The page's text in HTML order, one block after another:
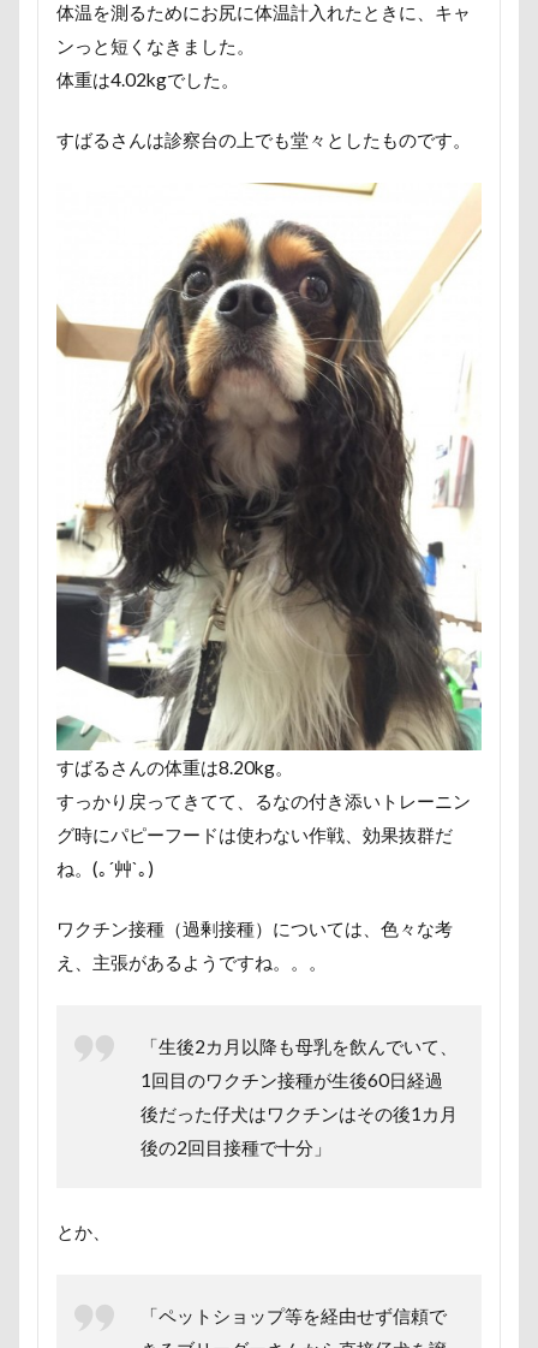
体温を測るためにお尻に体温計入れたときに、キャ
ンっと短くなきました。
体重は4.02kgでした。
すばるさんは診察台の上でも堂々としたものです。
すばるさんの体重は8.20kg。
すっかり戻ってきてて、るなの付き添いトレーニン
グ時にパピーフードは使わない作戦、効果抜群だ
ね。(｡´艸`｡)
ワクチン接種（過剰接種）については、色々な考
え、主張があるようですね。。。
「生後2カ月以降も母乳を飲んでいて、
1回目のワクチン接種が生後60日経過
後だった仔犬はワクチンはその後1カ月
後の2回目接種で十分」
とか、
「ペットショップ等を経由せず信頼で
ポケモンGO ポカポカ
ボール
ペットドック
ペットショップ
フルーツトマト狩り
ブリキ看板
ブランチ
ブラッシング
フリーステッチ free stitch
フランソワーズちゃん
フランソワーズくん
フランちゃん
フセ
フクロウの森
フォトフレーム
フォトツアー
ブレアちゃん
ブレンハイム
ペットグラス
プール
ペットカート
ペットのおうち
ペットと泊まる陽だまり
ベランダ菜園
ベランダ
ベストショット
ヘンリーくん
ヘソ天
ブレーメン
プレゼント
プレサーモC-25
プレアデス星団
プルバックハトカー
プリンちゃん
プリシアちゃん
プライスレス
プイネちゃん
ブロンズ像
マリンくん
マリーちゃん
ワンコクッキー
ルチアちゃん
レインコート
レイクウッズガーデンひめはるの里
ルークくん
レオくん
ルイくん リーフくん
リード
リース
リリィーちゃん
レインドッグス
レオナルドくん
リックくん
ロマニくん
ワル顔
ワクチン接種
ロールクッション
ロープウェイ
ロッヂ花月園
レヴォーグ
レディくん
レジーナ